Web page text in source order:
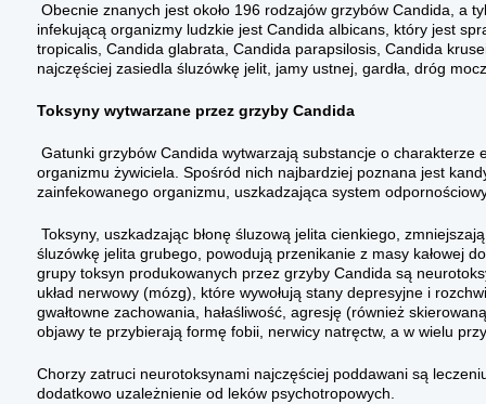
Obecnie znanych jest około 196 rodzajów grzybów Candida, a
infekującą organizmy ludzkie jest Candida albicans, który jest
tropicalis, Candida glabrata, Candida parapsilosis, Candida
najczęściej zasiedla śluzówkę jelit, jamy ustnej, gardła, dróg
Toksyny wytwarzane przez grzyby Candida
Gatunki grzybów Candida wytwarzają substancje o
organizmu żywiciela. Spośród nich najbardziej poznana jest
zainfekowanego organizmu, uszkadzająca system
Toksyny, uszkadzając błonę śluzową jelita cienkiego,
śluzówkę jelita grubego, powodują przenikanie z masy kałowej
grupy toksyn produkowanych przez grzyby Candida są
układ nerwowy (mózg), które wywołują stany depresyjne i
gwałtowne zachowania, hałaśliwość, agresję (również
objawy te przybierają formę fobii, nerwicy natręctw, a w wielu
Chorzy zatruci neurotoksynami najczęściej poddawani są
dodatkowo uzależnienie od leków psychotropowych.